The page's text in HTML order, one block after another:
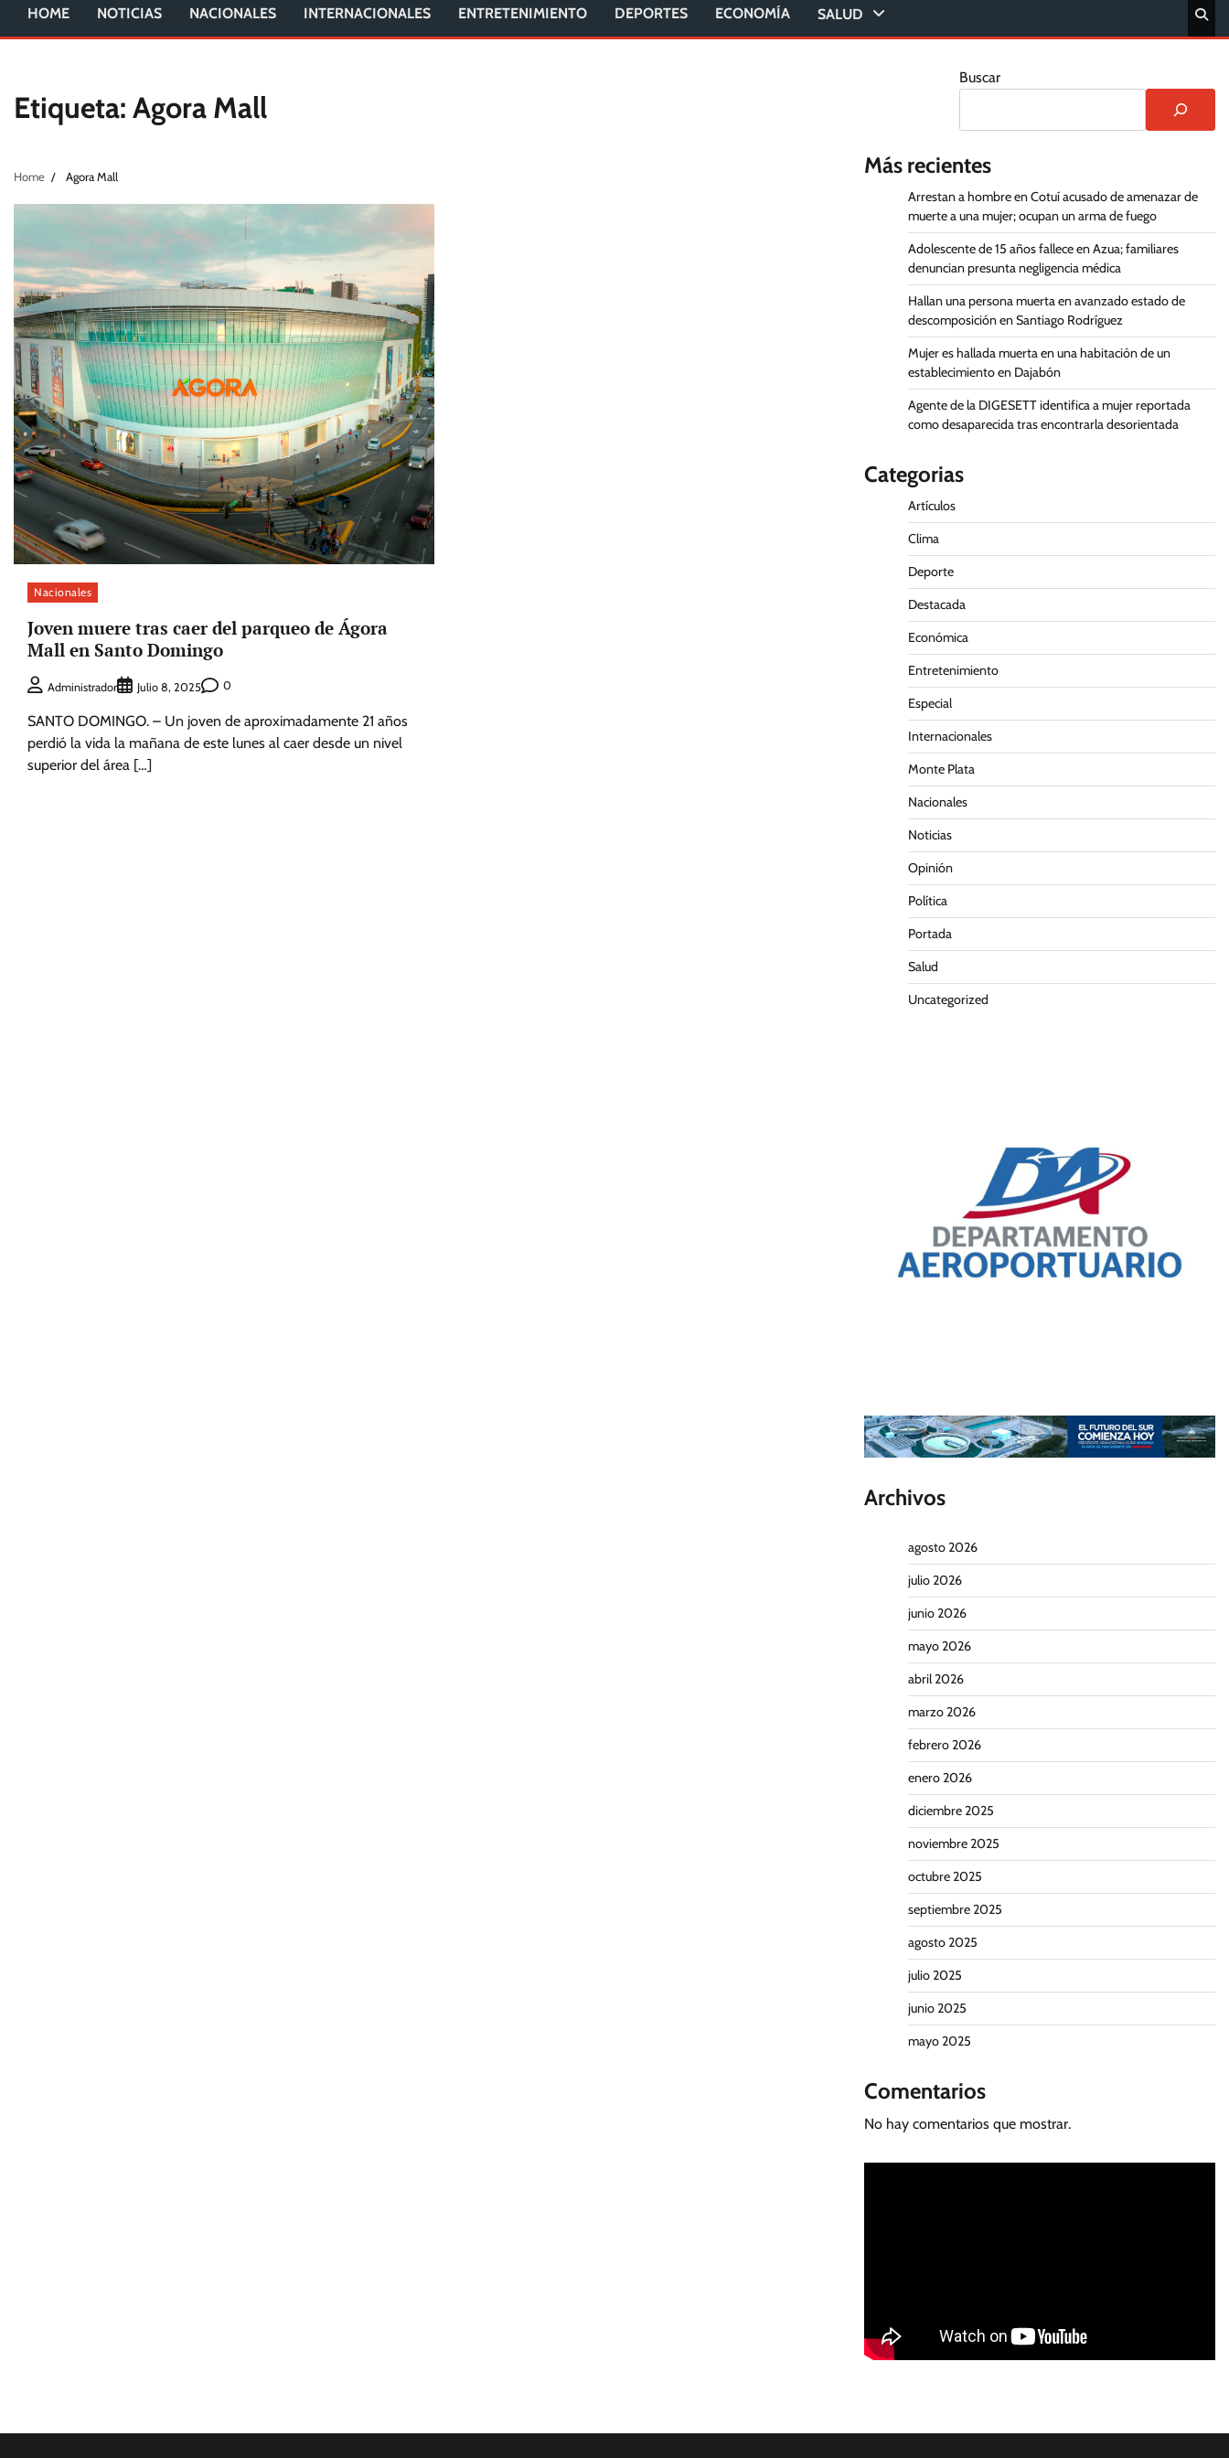
HOME NOTICIAS NACIONALES INTERNACIONALES ENTRETENIMIENTO DEPORTES ECONOMÍA SALUD
Etiqueta: Agora Mall
Home Agora Mall
Nacionales
Joven muere tras caer del parqueo de Ágora
Mall en Santo Domingo
Administrador Julio 8, 2025 0
SANTO DOMINGO. – Un joven de aproximadamente 21 años
perdió la vida la mañana de este lunes al caer desde un nivel
superior del área […]
Buscar
Más recientes
Arrestan a hombre en Cotuí acusado de amenazar de
muerte a una mujer; ocupan un arma de fuego
Adolescente de 15 años fallece en Azua; familiares
denuncian presunta negligencia médica
Hallan una persona muerta en avanzado estado de
descomposición en Santiago Rodríguez
Mujer es hallada muerta en una habitación de un
establecimiento en Dajabón
Agente de la DIGESETT identifica a mujer reportada
como desaparecida tras encontrarla desorientada
Categorias
Artículos
Clima
Deporte
Destacada
Económica
Entretenimiento
Especial
Internacionales
Monte Plata
Nacionales
Noticias
Opinión
Política
Portada
Salud
Uncategorized
Archivos
agosto 2026
julio 2026
junio 2026
mayo 2026
abril 2026
marzo 2026
febrero 2026
enero 2026
diciembre 2025
noviembre 2025
octubre 2025
septiembre 2025
agosto 2025
julio 2025
junio 2025
mayo 2025
Comentarios
No hay comentarios que mostrar.